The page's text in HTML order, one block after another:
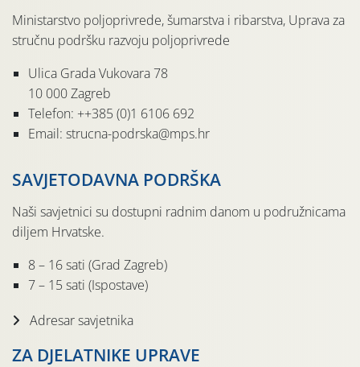
Ministarstvo poljoprivrede, šumarstva i ribarstva, Uprava za
stručnu podršku razvoju poljoprivrede
Ulica Grada Vukovara 78
10 000 Zagreb
Telefon: ++385 (0)1 6106 692
Email: strucna-podrska@mps.hr
SAVJETODAVNA PODRŠKA
Naši savjetnici su dostupni radnim danom u podružnicama
diljem Hrvatske.
8 – 16 sati (Grad Zagreb)
7 – 15 sati (Ispostave)
Adresar savjetnika
ZA DJELATNIKE UPRAVE